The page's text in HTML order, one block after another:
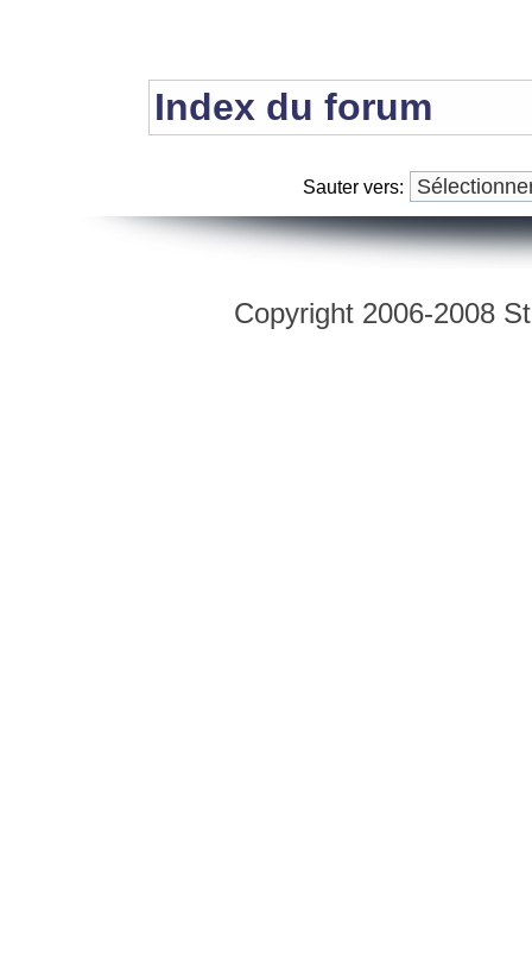
Index du forum
Sauter vers:
Copyright 2006-2008